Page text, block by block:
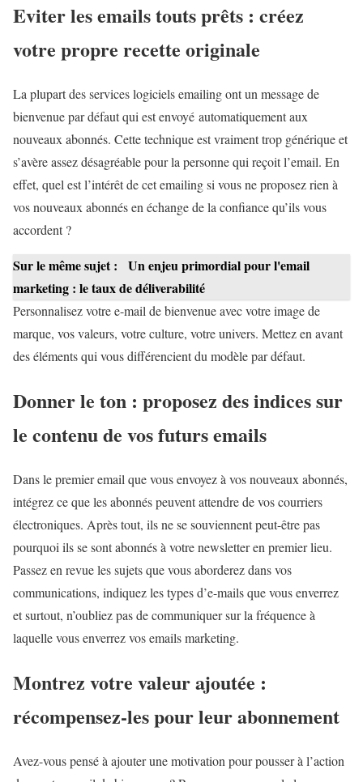
Eviter les emails touts prêts : créez
votre propre recette originale
La plupart des services logiciels emailing ont un message de
bienvenue par défaut qui est envoyé automatiquement aux
nouveaux abonnés. Cette technique est vraiment trop générique et
s’avère assez désagréable pour la personne qui reçoit l’email. En
effet, quel est l’intérêt de cet emailing si vous ne proposez rien à
vos nouveaux abonnés en échange de la confiance qu’ils vous
accordent ?
Sur le même sujet :
Un enjeu primordial pour l'email
marketing : le taux de déliverabilité
Personnalisez votre e-mail de bienvenue avec votre image de
marque, vos valeurs, votre culture, votre univers. Mettez en avant
des éléments qui vous différencient du modèle par défaut.
Donner le ton : proposez des indices sur
le contenu de vos futurs emails
Dans le premier email que vous envoyez à vos nouveaux abonnés,
intégrez ce que les abonnés peuvent attendre de vos courriers
électroniques. Après tout, ils ne se souviennent peut-être pas
pourquoi ils se sont abonnés à votre newsletter en premier lieu.
Passez en revue les sujets que vous aborderez dans vos
communications, indiquez les types d’e-mails que vous enverrez
et surtout, n’oubliez pas de communiquer sur la fréquence à
laquelle vous enverrez vos emails marketing.
Montrez votre valeur ajoutée :
récompensez-les pour leur abonnement
Avez-vous pensé à ajouter une motivation pour pousser à l’action